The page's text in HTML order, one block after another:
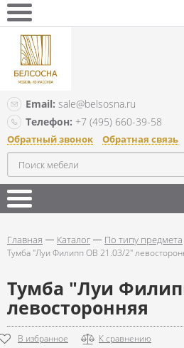
Email: sale@belsosna.ru
Телефон: +7 (495) 660-39-58
Обратный звонок Обратная связь
Главная Каталог По типу предмета
Тумба "Луи Филипп ОВ 21.03/2"
Тумба "Луи
левосторонняя
В избранное К сравнению